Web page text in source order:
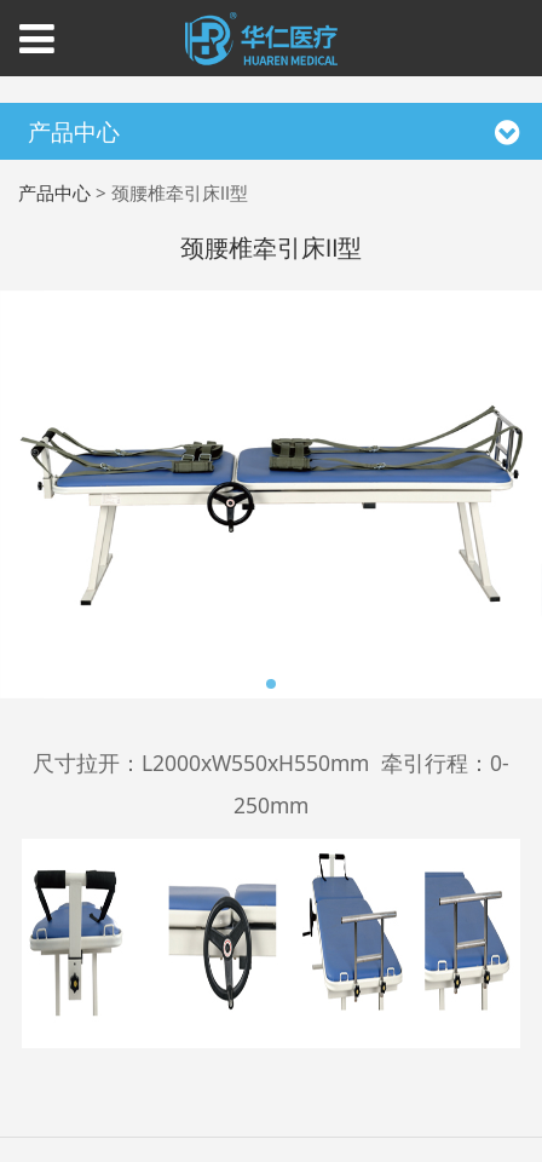
产品中心
产品中心 >颈腰椎牵引床Ⅱ型
颈腰椎牵引床Ⅱ型
尺寸拉开：L2000xW550xH550mm 牵引行程：0-
250mm